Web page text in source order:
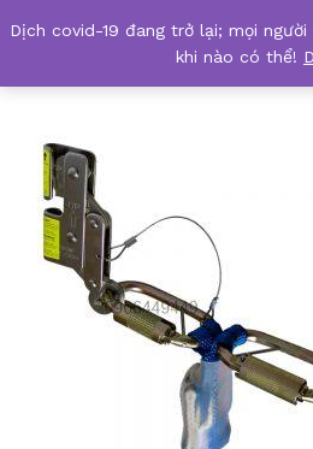
safetyshop.vn Tractel Stopcable Slider
Dịch covid-19 đang trở lại; mọi
khi nào có thể!